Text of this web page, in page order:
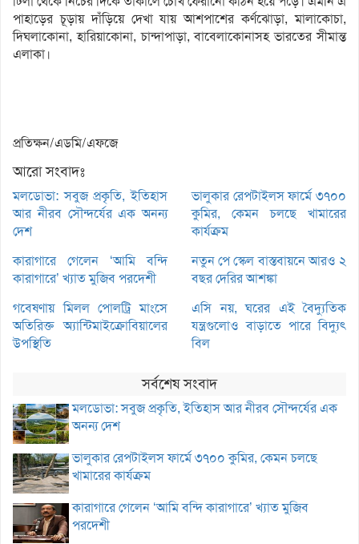
পাহাড়ের চূড়ায় দাঁড়িয়ে দেখা যায় আশপাশের কর্ণঝোড়া, মালাকোচা,
দিঘলাকোনা, হারিয়াকোনা, চান্দাপাড়া, বাবেলাকোনাসহ ভারতের সীমান্ত
এলাকা।
প্রতিক্ষন/এডমি/এফজে
আরো সংবাদঃ
মলডোভা: সবুজ প্রকৃতি, ইতিহাস
আর নীরব সৌন্দর্যের এক অনন্য
দেশ
ভালুকার রেপটাইলস ফার্মে ৩৭০০
কুমির, কেমন চলছে খামারের
কার্যক্রম
কারাগারে গেলেন ‘আমি বন্দি
কারাগারে’ খ্যাত মুজিব পরদেশী
নতুন পে স্কেল বাস্তবায়নে আরও ২
বছর দেরির আশঙ্কা
গবেষণায় মিলল পোলট্রি মাংসে
অতিরিক্ত অ্যান্টিমাইক্রোবিয়ালের
উপস্থিতি
এসি নয়, ঘরের এই বৈদ্যুতিক
যন্ত্রগুলোও বাড়াতে পারে বিদ্যুৎ
বিল
সর্বশেষ সংবাদ
মলডোভা: সবুজ প্রকৃতি, ইতিহাস আর নীরব সৌন্দর্যের এক
অনন্য দেশ
ভালুকার রেপটাইলস ফার্মে ৩৭০০ কুমির, কেমন চলছে
খামারের কার্যক্রম
কারাগারে গেলেন ‘আমি বন্দি কারাগারে’ খ্যাত মুজিব
পরদেশী